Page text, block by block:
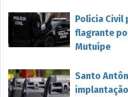
Polícia Civil
flagrante
Mutuípe
Santo